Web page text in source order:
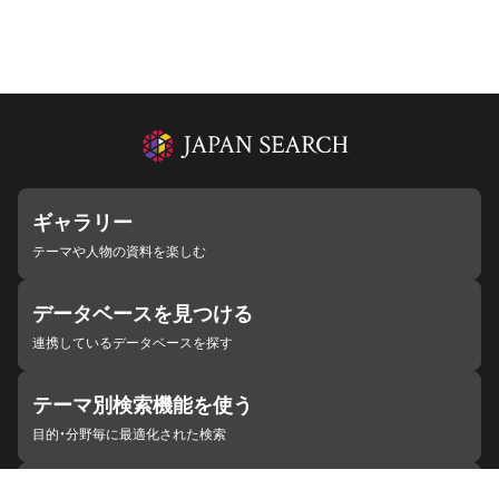
ギャラリー
テーマや人物の資料を楽しむ
データベースを見つける
連携しているデータベースを探す
テーマ別検索機能を使う
目的・分野毎に最適化された検索